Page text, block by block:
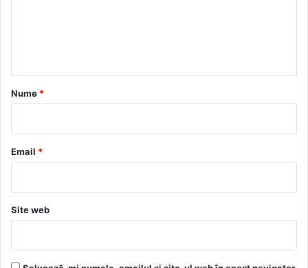
r
*
Nume *
Email *
Site web